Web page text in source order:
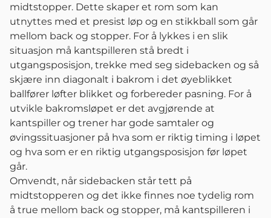
midtstopper. Dette skaper et rom som kan
utnyttes med et presist løp og en stikkball som går
mellom back og stopper. For å lykkes i en slik
situasjon må kantspilleren stå bredt i
utgangsposisjon, trekke med seg sidebacken og så
skjære inn diagonalt i bakrom i det øyeblikket
ballfører løfter blikket og forbereder pasning. For å
utvikle bakromsløpet er det avgjørende at
kantspiller og trener har gode samtaler og
øvingssituasjoner på hva som er riktig timing i løpet
og hva som er en riktig utgangsposisjon før løpet
går.
Omvendt, når sidebacken står tett på
midtstopperen og det ikke finnes noe tydelig rom
å true mellom back og stopper, må kantspilleren i